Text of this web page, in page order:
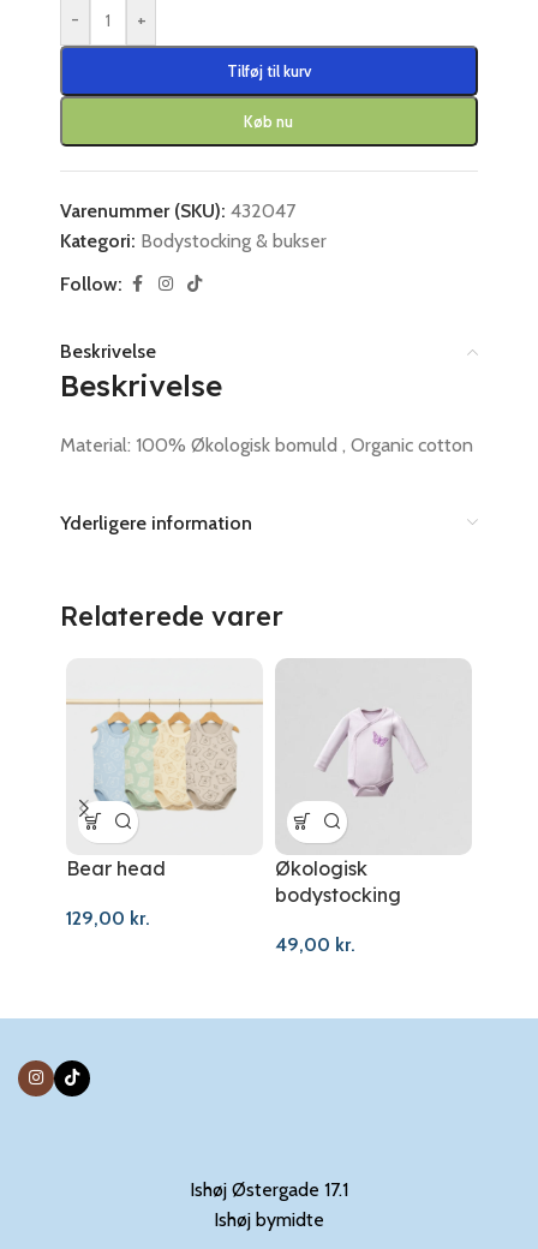
- +
Tilføj til kurv
Køb nu
Varenummer (SKU): 432047
Kategori: Bodystocking & bukser
Follow:
Beskrivelse
Beskrivelse
Material: 100% Økologisk bomuld , Organic cotton
Yderligere information
Relaterede varer
Bear head
129,00 kr.
Økologisk
bodystocking
49,00 kr.
Ishøj Østergade 17.1
Ishøj bymidte